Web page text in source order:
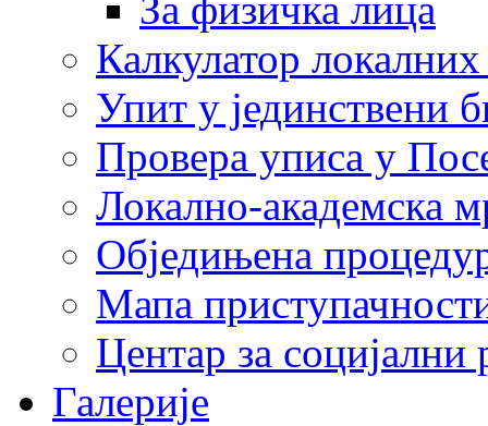
Калкулатор
Упит у јединствени
Провера уписа у
Локално-академска
Обједињена
Мапа
Центар за
Галерије